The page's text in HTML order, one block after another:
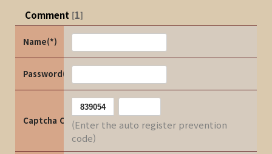
Comment [1]
Name(*)
Password(*)
Captcha Code(Enter the auto register prevention
code)